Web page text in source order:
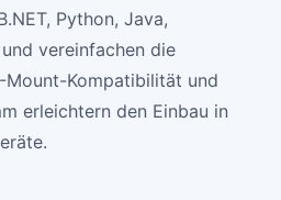
Python, Java,
vereinfachen die
Kompatibilität und
erleichtern den Einbau in